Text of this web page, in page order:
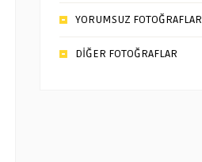
YORUMSUZ FOTOĞRAFLAR
DİĞER FOTOĞRAFLAR